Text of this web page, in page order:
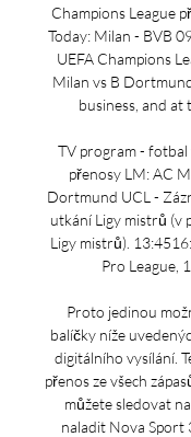
Champions League
Today: Milan - BVB
UEFA Champions
Milan vs B
business, and at
TV program - fotbal
přenosy LM: AC
Dortmund UCL -
utkání Ligy mistrů (v
Ligy mistrů).
Pro League,
Proto jedinou
balíčky níže
digitálního vysílání.
přenos ze všech
můžete sledovat
naladit Nova Sport